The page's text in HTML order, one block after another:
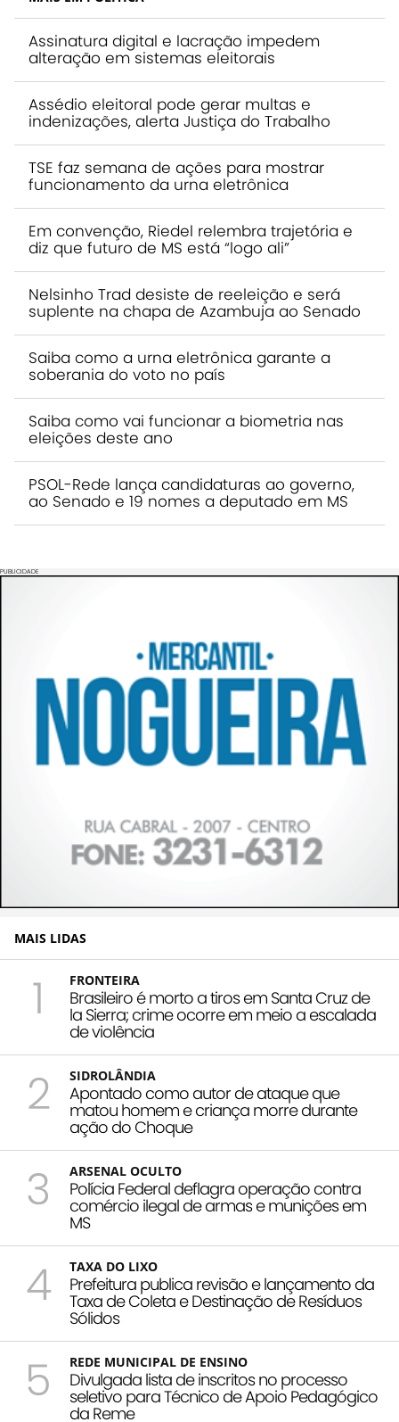
Assinatura digital e lacração impedem
alteração em sistemas eleitorais
Assédio eleitoral pode gerar multas e
indenizações, alerta Justiça do Trabalho
TSE faz semana de ações para mostrar
funcionamento da urna eletrônica
Em convenção, Riedel relembra trajetória e
diz que futuro de MS está “logo ali”
Nelsinho Trad desiste de reeleição e será
suplente na chapa de Azambuja ao Senado
Saiba como a urna eletrônica garante a
soberania do voto no país
Saiba como vai funcionar a biometria nas
eleições deste ano
PSOL-Rede lança candidaturas ao governo,
ao Senado e 19 nomes a deputado em MS
PUBLICIDADE
MAIS LIDAS
1 FRONTEIRA
Brasileiro é morto a tiros em Santa Cruz de
la Sierra; crime ocorre em meio a escalada
de violência
2 SIDROLÂNDIA
Apontado como autor de ataque que
matou homem e criança morre durante
ação do Choque
3 ARSENAL OCULTO
Polícia Federal deflagra operação contra
comércio ilegal de armas e munições em
MS
4 TAXA DO LIXO
Prefeitura publica revisão e lançamento da
Taxa de Coleta e Destinação de Resíduos
Sólidos
5 REDE MUNICIPAL DE ENSINO
Divulgada lista de inscritos no processo
seletivo para Técnico de Apoio Pedagógico
da Reme